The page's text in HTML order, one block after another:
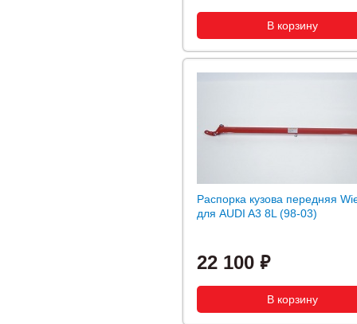
Распорка кузова передняя
для AUDI A3 8L (98-03)
22 100